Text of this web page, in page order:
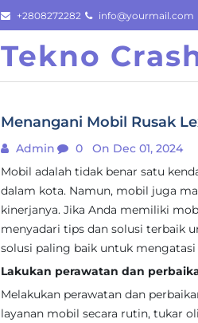
+2808272282 info@yourmail.com
Tekno
Menangani Mobil Rusak
Admin 0
On Dec 01, 2024
Mobil adalah tidak benar satu
dalam kota. Namun, mobil juga
kinerjanya. Jika Anda memiliki
menyadari tips dan solusi terbaik
solusi paling baik untuk
Lakukan perawatan dan
Melakukan perawatan dan
layanan mobil secara rutin, tukar